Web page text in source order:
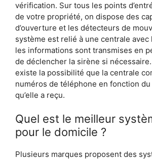
vérification. Sur tous les points
de votre propriété, on dispose des
d’ouverture et les détecteurs de
système est relié à une centrale
les informations sont transmises en
de déclencher la sirène si
existe la possibilité que la centrale
numéros de téléphone en fonction
qu’elle a reçu.
Quel est le meilleur
pour le domicile ?
Plusieurs marques proposent des